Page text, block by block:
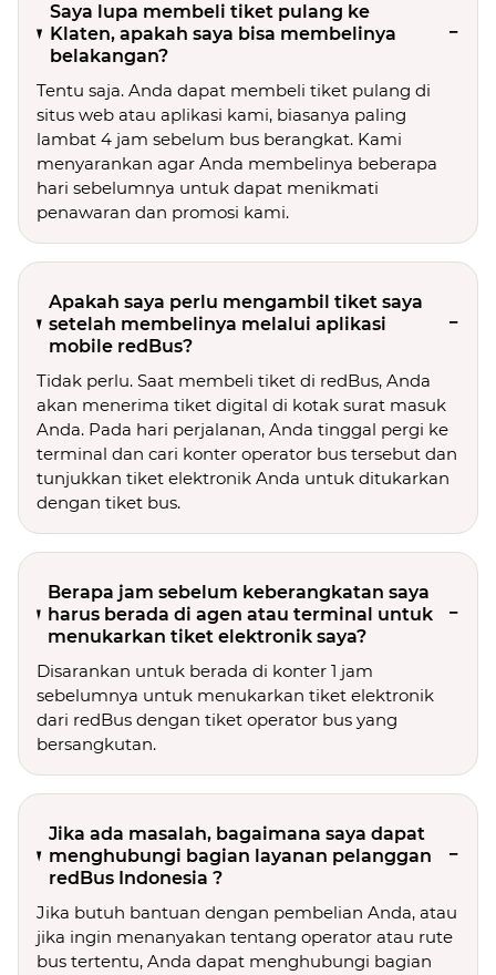
Saya lupa membeli tiket pulang ke
Klaten, apakah saya bisa membelinya
belakangan?
Tentu saja. Anda dapat membeli tiket pulang di
situs web atau aplikasi kami, biasanya paling
lambat 4 jam sebelum bus berangkat. Kami
menyarankan agar Anda membelinya beberapa
hari sebelumnya untuk dapat menikmati
penawaran dan promosi kami.
Apakah saya perlu mengambil tiket saya
setelah membelinya melalui aplikasi
mobile redBus?
Tidak perlu. Saat membeli tiket di redBus, Anda
akan menerima tiket digital di kotak surat masuk
Anda. Pada hari perjalanan, Anda tinggal pergi ke
terminal dan cari konter operator bus tersebut dan
tunjukkan tiket elektronik Anda untuk ditukarkan
dengan tiket bus.
Berapa jam sebelum keberangkatan saya
harus berada di agen atau terminal untuk
menukarkan tiket elektronik saya?
Disarankan untuk berada di konter 1 jam
sebelumnya untuk menukarkan tiket elektronik
dari redBus dengan tiket operator bus yang
bersangkutan.
Jika ada masalah, bagaimana saya dapat
menghubungi bagian layanan pelanggan
redBus Indonesia ?
Jika butuh bantuan dengan pembelian Anda, atau
jika ingin menanyakan tentang operator atau rute
bus tertentu, Anda dapat menghubungi bagian